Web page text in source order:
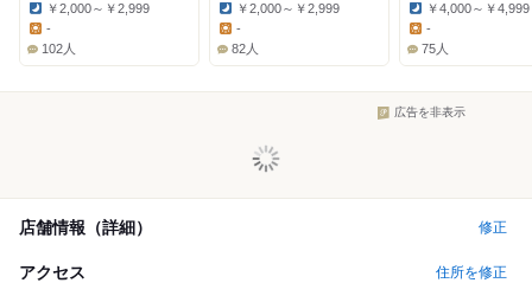
Dinner:
￥2,000～￥2,999
-
102人
Dinner:
￥2,000～￥2,999
Lunch:
-
82人
Dinner:
￥4,000～￥4,999
Lunch:
-
75人
広告を非表示
店舗情報（詳細） 修正
アクセス 住所を修正